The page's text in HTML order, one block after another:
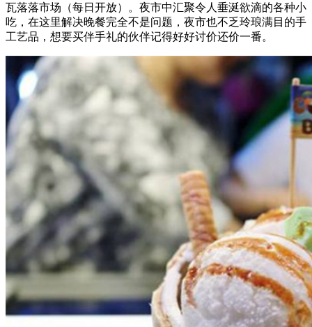
瓦落落市场（每日开放）。夜市中汇聚令人垂涎欲滴的各种小
吃，在这里解决晚餐完全不是问题，夜市也不乏玲琅满目的手
工艺品，想要买伴手礼的伙伴记得好好讨价还价一番。